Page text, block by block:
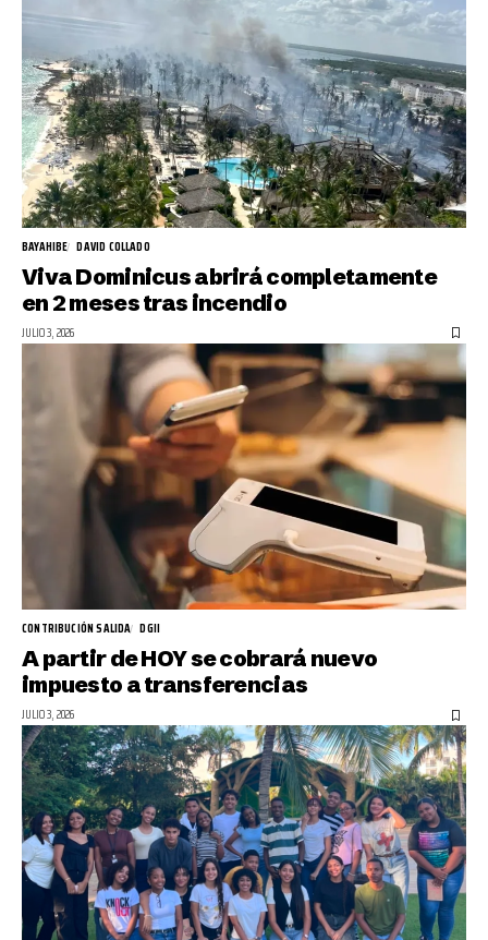
BAYAHIBE DAVID COLLADO
Viva Dominicus abrirá completamente
en 2 meses tras incendio
JULIO 3, 2026
CONTRIBUCIÓN SALIDA DGII
A partir de HOY se cobrará nuevo
impuesto a transferencias
JULIO 3, 2026